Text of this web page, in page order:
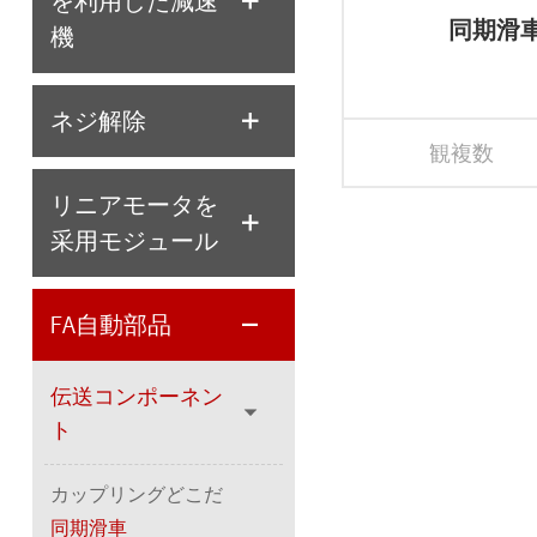
機
ネジ解除
リニアモータを
采用モジュール
FA自動部品
伝送コンポーネン
ト
カップリングどこだ
同期滑車
同期滑
観複数